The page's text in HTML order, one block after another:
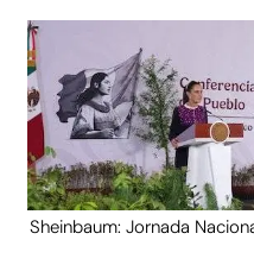
Sheinbaum: Jornada